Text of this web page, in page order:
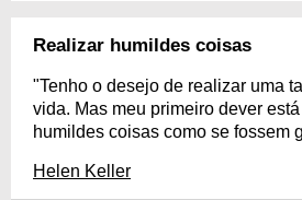
Realizar humildes coisas
"Tenho o desejo de realizar uma
vida. Mas meu primeiro dever
humildes coisas como se fossem
Helen Keller